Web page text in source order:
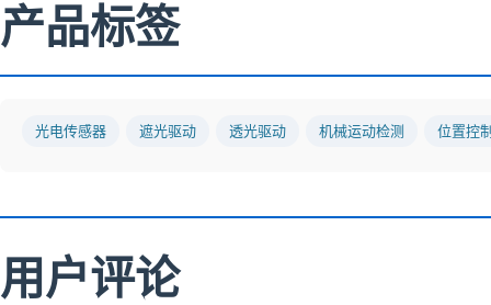
产品标签
光电传感器 遮光驱动 透光驱动 机械运动检测 位置控
用户评论